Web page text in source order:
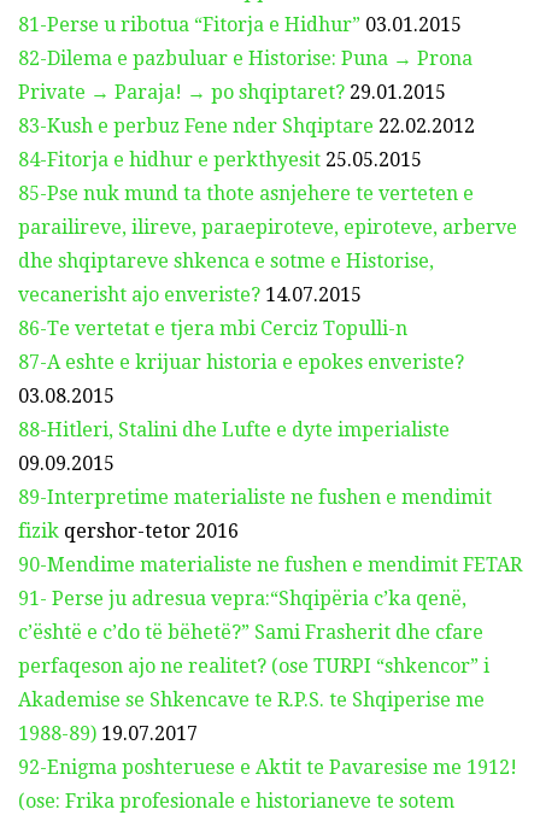
81-Perse u ribotua “Fitorja e Hidhur” 03.01.2015
82-Dilema e pazbuluar e Historise: Puna → Prona
Private → Paraja! → po shqiptaret? 29.01.2015
83-Kush e perbuz Fene nder Shqiptare 22.02.2012
84-Fitorja e hidhur e perkthyesit 25.05.2015
85-Pse nuk mund ta thote asnjehere te verteten e
parailireve, ilireve, paraepiroteve, epiroteve, arberve
dhe shqiptareve shkenca e sotme e Historise,
vecanerisht ajo enveriste? 14.07.2015
86-Te vertetat e tjera mbi Cerciz Topulli-n
87-A eshte e krijuar historia e epokes enveriste?
03.08.2015
88-Hitleri, Stalini dhe Lufte e dyte imperialiste
09.09.2015
89-Interpretime materialiste ne fushen e mendimit
fizik qershor-tetor 2016
90-Mendime materialiste ne fushen e mendimit FETAR
91- Perse ju adresua vepra:“Shqipëria c’ka qenë,
c’është e c’do të bëhetë?” Sami Frasherit dhe cfare
perfaqeson ajo ne realitet? (ose TURPI “shkencor” i
Akademise se Shkencave te R.P.S. te Shqiperise me
1988-89) 19.07.2017
92-Enigma poshteruese e Aktit te Pavaresise me 1912!
(ose: Frika profesionale e historianeve te sotem